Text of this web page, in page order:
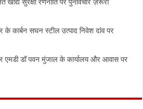
के कार्बन सघन स्टील उत्पाद निवेश दांव पर
एमडी डॉ पवन मुंजाल के कार्यालय और आवास पर